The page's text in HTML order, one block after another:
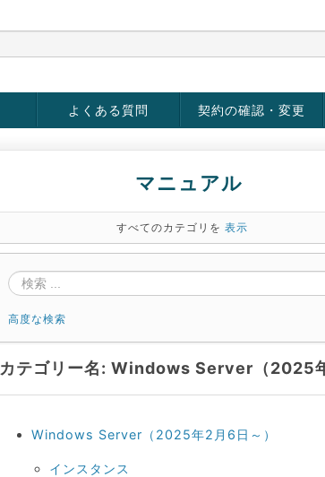
よくある質問 契約の確認・変更
マニュアル
すべてのカテゴリを 表示
高度な検索
カテゴリー名: Windows Server（2025
Windows Server（2025年2月6日～）
インスタンス